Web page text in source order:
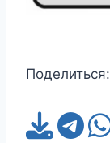
Поделиться: